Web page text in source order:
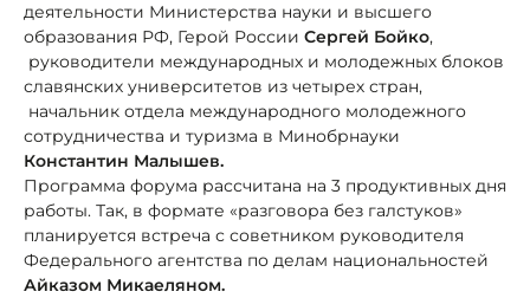
деятельности Министерства науки и высшего
образования РФ, Герой России Сергей Бойко,
руководители международных и молодежных блоков
славянских университетов из четырех стран,
начальник отдела международного молодежного
сотрудничества и туризма в Минобрнауки
Константин Малышев.
Программа форума рассчитана на 3 продуктивных дня
работы. Так, в формате «разговора без галстуков»
планируется встреча с советником руководителя
Федерального агентства по делам национальностей
Айказом Микаеляном.